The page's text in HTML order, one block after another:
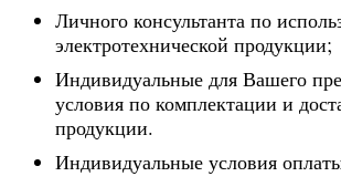
Личного консультанта по
электротехнической продукции;
Индивидуальные для Вашего
условия по комплектации и
продукции.
Индивидуальные условия